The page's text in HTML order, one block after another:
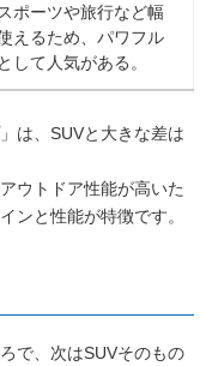
ポーツや旅行など幅
えるため、パワフル
して人気がある。
は、SUVと大きな差は
ウトドア性能が高いた
ンと性能が特徴です。
で、次はSUVそのもの